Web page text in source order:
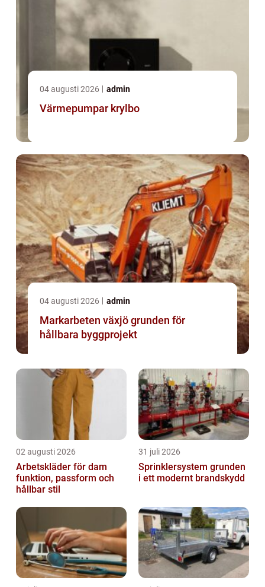
04 augusti 2026 admin
Värmepumpar krylbo
04 augusti 2026 admin
Markarbeten växjö grunden för
hållbara byggprojekt
02 augusti 2026
Arbetskläder för dam
funktion, passform och
hållbar stil
31 juli 2026
Sprinklersystem grunden
i ett modernt brandskydd